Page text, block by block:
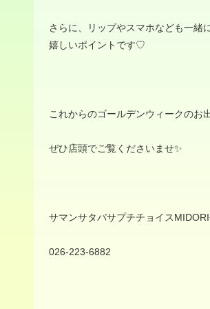
さらに、リップやスマホなども一緒
嬉しいポイントです♡
これからのゴールデンウィークのお
ぜひ店頭でご覧くださいませ✨
サマンサタバサプチチョイスMIDORI
026-223-6882